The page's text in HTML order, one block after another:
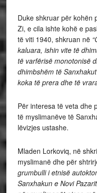
Duke shkruar për kohën
Zi, e cila ishte kohë e
të viti 1940, shkruan në
kaluara, ishin vite të
të varfërisë monotonisë
dhimbshëm të
koka të prera dhe të
Për interesa të veta dhe
të myslimanëve të
lëvizjes ustashe.
Mladen Lorkoviq, në
myslimanë dhe për
grumbulli i etnisë
Sanxhakun e Novi